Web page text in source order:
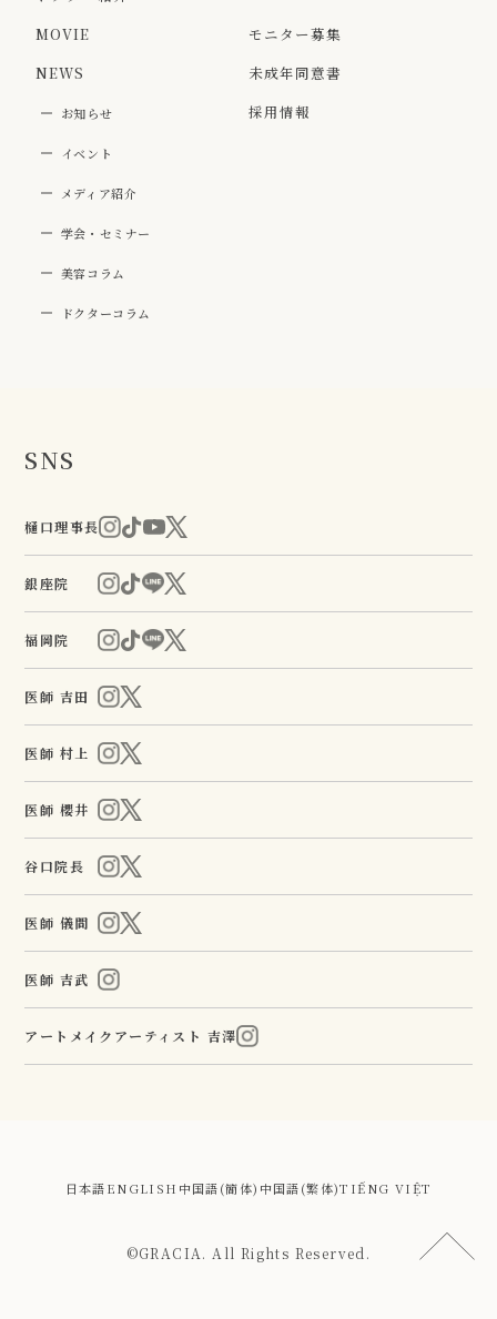
MOVIE
NEWS
お知らせ
イベント
メディア紹介
学会・セミナー
美容コラム
ドクターコラム
モニター募集
未成年同意書
採用情報
SNS
樋口理事長
銀座院
福岡院
医師 吉田
医師 村上
医師 櫻井
谷口院長
医師 儀間
医師 吉武
アートメイクアーティスト 吉澤
日本語ENGLISH 中国語(簡体) 中国語(繁体)TIẾNG VIỆT
©GRACIA. All Rights Reserved.